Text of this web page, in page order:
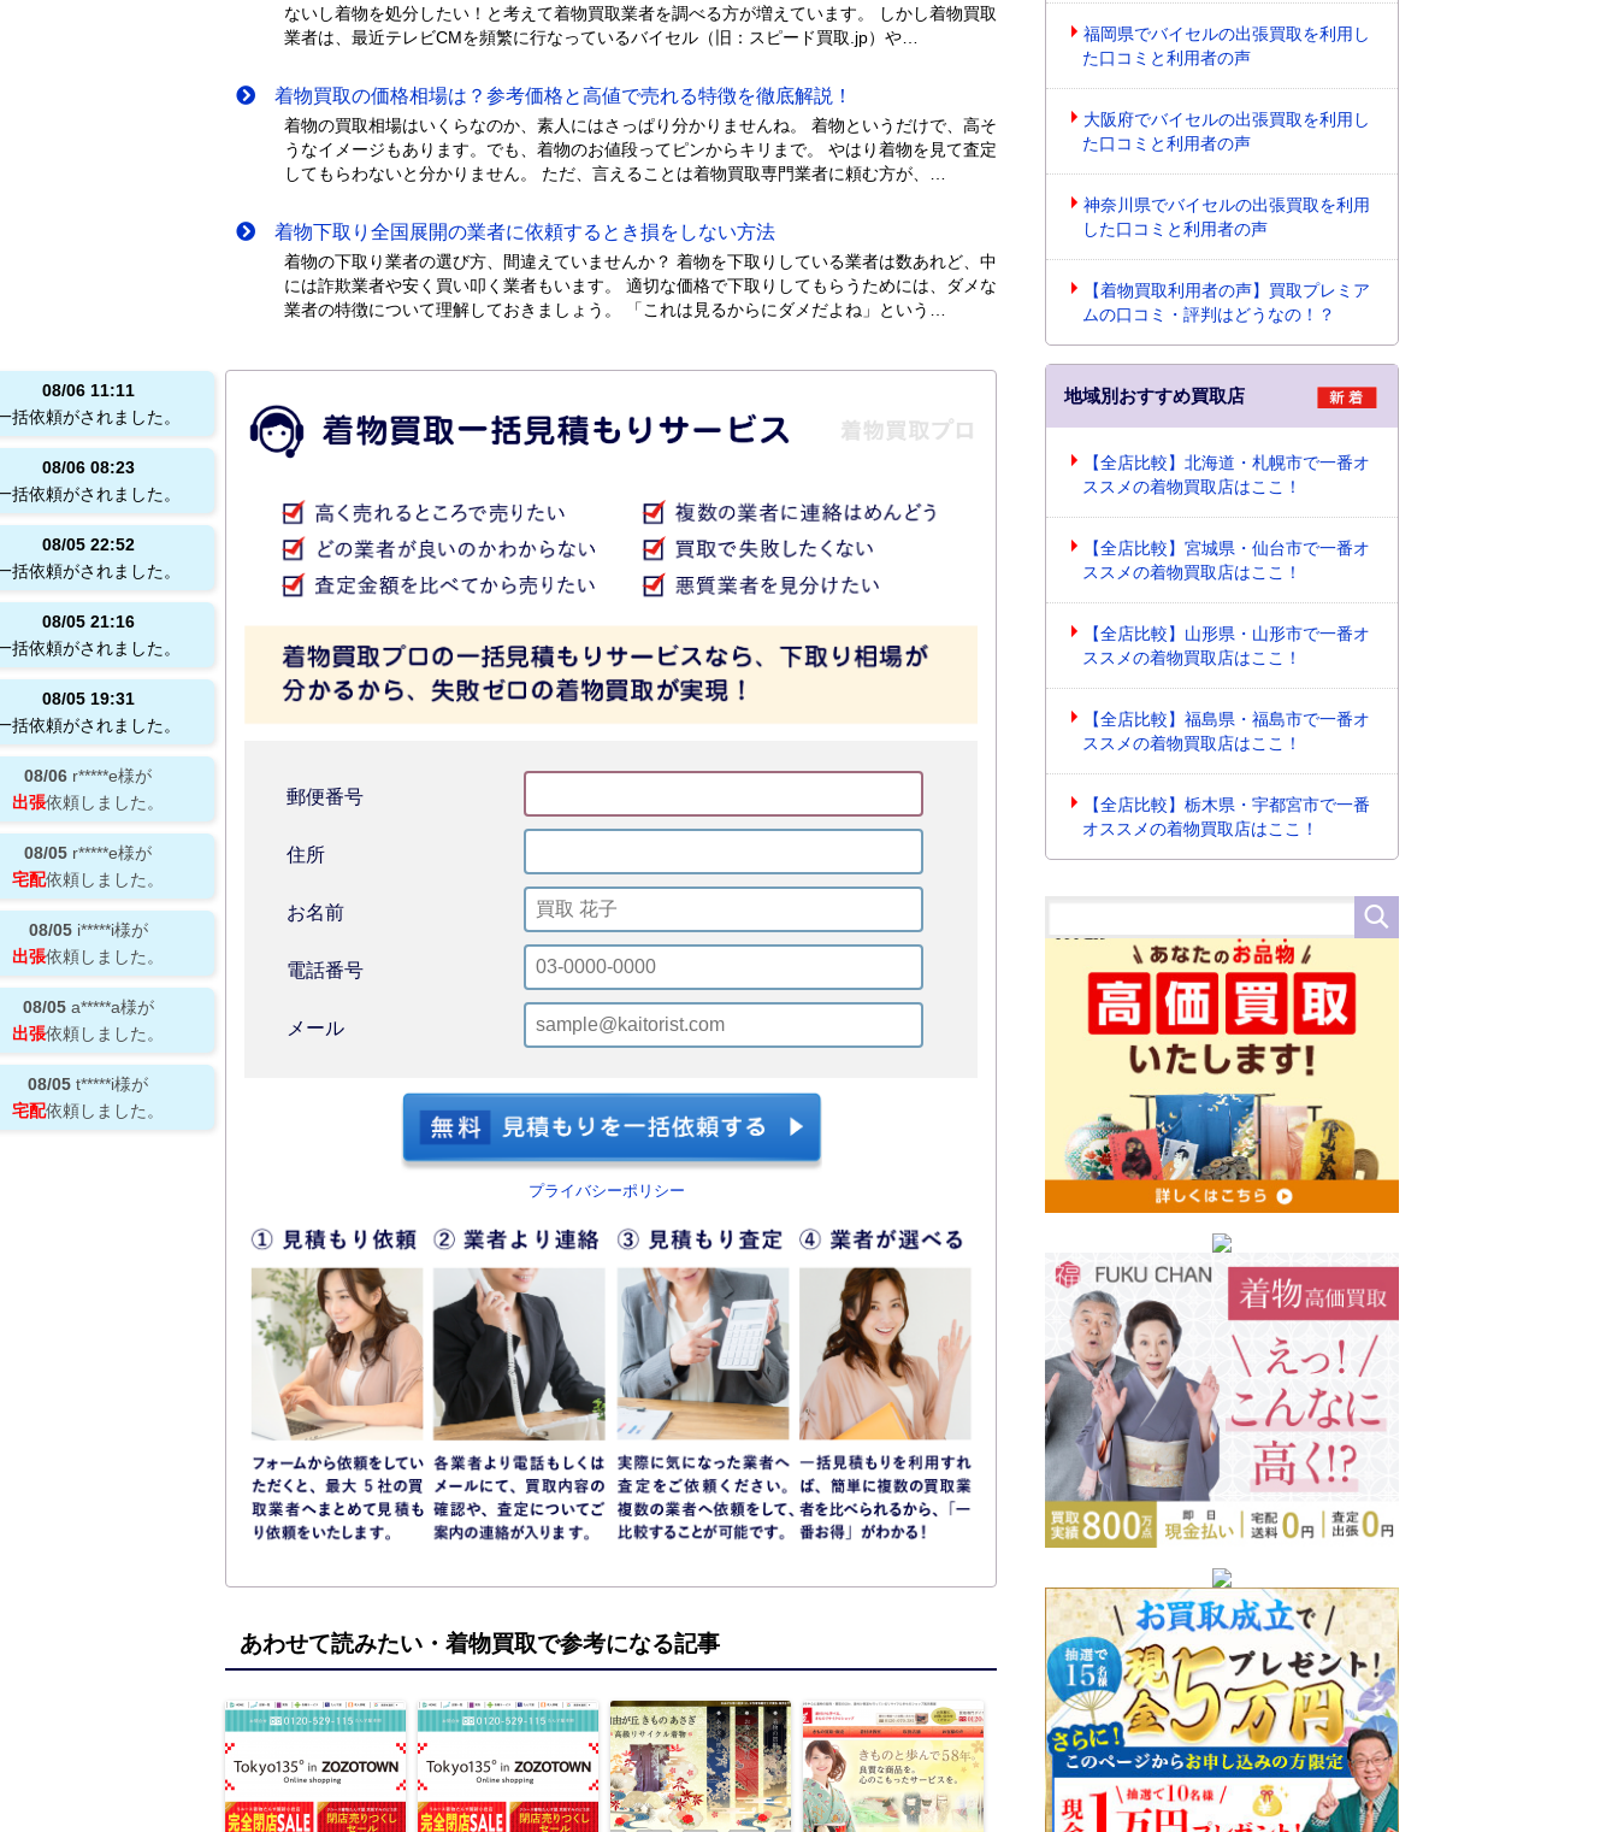
ないし着物を処分したい！と考えて着物買取業者を調べる方が増えています。 しかし着物買取
業者は、最近テレビCMを頻繁に行なっているバイセル（旧：スピード買取.jp）や…
着物買取の価格相場は？参考価格と高値で売れる特徴を徹底解説！
着物の買取相場はいくらなのか、素人にはさっぱり分かりませんね。 着物というだけで、高そ
うなイメージもあります。でも、着物のお値段ってピンからキリまで。 やはり着物を見て査定
してもらわないと分かりません。 ただ、言えることは着物買取専門業者に頼む方が、…
着物下取り全国展開の業者に依頼するとき損をしない方法
着物の下取り業者の選び方、間違えていませんか？ 着物を下取りしている業者は数あれど、中
には詐欺業者や安く買い叩く業者もいます。 適切な価格で下取りしてもらうためには、ダメな
業者の特徴について理解しておきましょう。 「これは見るからにダメだよね」という…
08/0611:11
括依頼がされました。
08/0608:23
括依頼がされました。
08/0522:52
括依頼がされました。
08/0521:16
括依頼がされました。
08/0519:31
括依頼がされました。
08/06 r*****e様が
出張依頼しました。
08/05 r*****e様が
宅配依頼しました。
08/05 i*****i様が
出張依頼しました。
08/05 a*****a様が
出張依頼しました。
08/05 t*****i様が
宅配依頼しました。
郵便番号
住所
お名前
電話番号
メール
プライバシーポリシー
あわせて読みたい・着物買取で参考になる記事
福岡県でバイセルの出張買取を利用し
た口コミと利用者の声
大阪府でバイセルの出張買取を利用し
た口コミと利用者の声
神奈川県でバイセルの出張買取を利用
した口コミと利用者の声
【着物買取利用者の声】買取プレミア
ムの口コミ・評判はどうなの！？
地域別おすすめ買取店
【全店比較】北海道・札幌市で一番オ
ススメの着物買取店はここ！
【全店比較】宮城県・仙台市で一番オ
ススメの着物買取店はここ！
【全店比較】山形県・山形市で一番オ
ススメの着物買取店はここ！
【全店比較】福島県・福島市で一番オ
ススメの着物買取店はここ！
【全店比較】栃木県・宇都宮市で一番
オススメの着物買取店はここ！